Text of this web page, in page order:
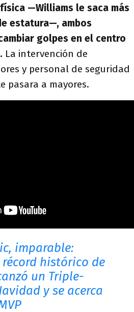
—Williams le saca más
estatura—, ambos
golpes en el centro
La intervención de
y personal de seguridad
pasara a mayores.
imparable:
histórico de
un Triple-
y se acerca